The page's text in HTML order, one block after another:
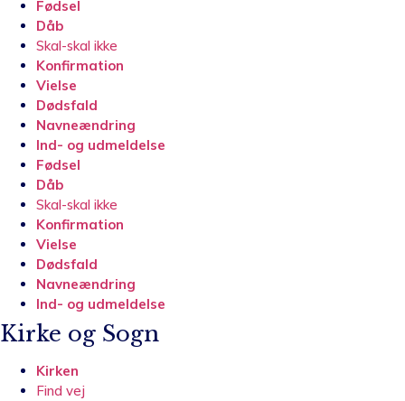
Fødsel
Dåb
Skal-skal ikke
Konfirmation
Vielse
Dødsfald
Navneændring
Ind- og udmeldelse
Fødsel
Dåb
Skal-skal ikke
Konfirmation
Vielse
Dødsfald
Navneændring
Ind- og udmeldelse
Kirke og Sogn
Kirken
Find vej